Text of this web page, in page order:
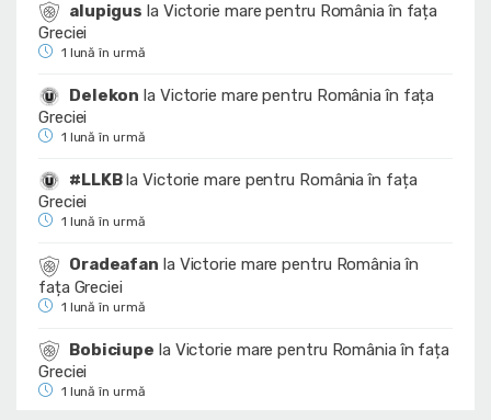
alupigus la Victorie mare pentru România în fața
Greciei
1 lună în urmă
Delekon la Victorie mare pentru România în fața
Greciei
1 lună în urmă
#LLKBlaVictorie mare pentru România în fața
Greciei
1 lună în urmă
Oradeafan la Victorie mare pentru România în
fața Greciei
1 lună în urmă
Bobiciupe la Victorie mare pentru România în fața
Greciei
1 lună în urmă